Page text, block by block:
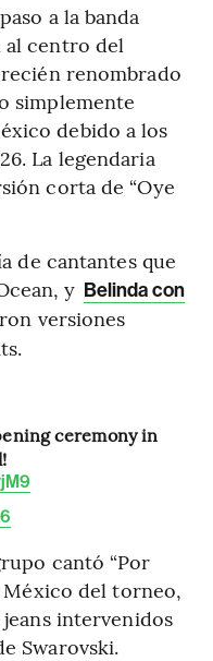
a la banda
al centro del
renombrado
simplemente
debido a los
La legendaria
corta de “Oye
de cantantes que
y Belinda con
versiones
ceremony in
cantó “Por
del torneo,
intervenidos
Swarovski.